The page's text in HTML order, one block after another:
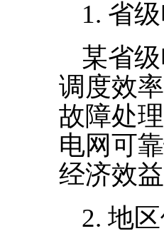
1. 省
某省
调度效
故障处
电网可
经济效
2. 地